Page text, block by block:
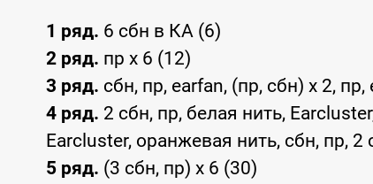
1 ряд. 6 сбн в КА (6)
2 ряд. пр x 6 (12)
3 ряд. сбн, пр, earfan, (пр, сбн) x 2,
4 ряд. 2 сбн, пр, белая нить,
Earcluster, оранжевая нить, сбн, пр, 2
5 ряд. (3 сбн, пр) x 6 (30)